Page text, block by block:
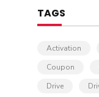
TAGS
Activation
Coupon
Drive